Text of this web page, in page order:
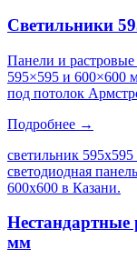
Светильники
Панели и растровые
595×595 и 600×600
под потолок
Подробнее →
светильник
светодиодная
600х600 в Казани.
Нестандартные
мм